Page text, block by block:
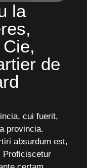
la
de
cui fuerit,
provincia.
absurdum est,
Proficiscetur